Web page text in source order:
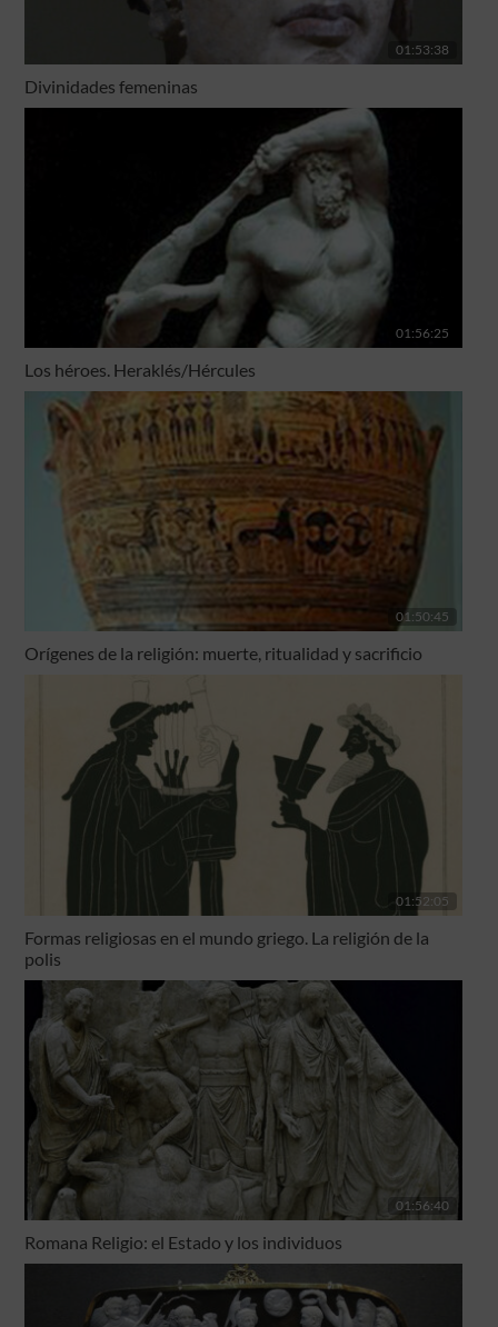
01:53:38
Divinidades femeninas
01:56:25
Los héroes. Heraklés/Hércules
01:50:45
Orígenes de la religión: muerte, ritualidad y sacrificio
01:52:05
Formas religiosas en el mundo griego. La religión de la
polis
01:56:40
Romana Religio: el Estado y los individuos